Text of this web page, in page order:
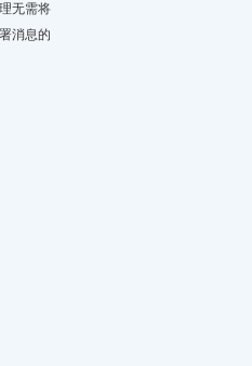
无需将
消息的